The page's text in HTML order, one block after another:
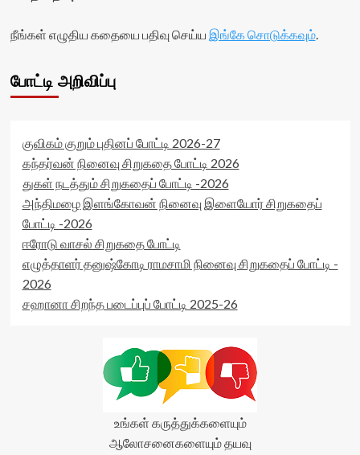
நீங்கள் எழுதிய கதையை பதிவு செய்ய இங்கே சொடுக்கவும்.
போட்டி அறிவிப்பு
குவிகம் குறும் புதினப் போட்டி 2026-27
கந்தர்வன் நினைவு சிறுகதை போட்டி 2026
துகள் நடத்தும் சிறுகதைப் போட்டி -2026
அந்திமழை இளங்கோவன் நினைவு இளையோர் சிறுகதைப்
போட்டி -2026
ஈரோடு வாசல் சிறுகதை போட்டி
எழுத்தாளர் தனுஷ்கோடி ராமசாமி நினைவு சிறுகதைப் போட்டி -
2026
சஹானா சிறந்த படைப்புப் போட்டி 2025-26
உங்கள் கருத்துக்களையும்
ஆலோசனைகளையும் தயவு